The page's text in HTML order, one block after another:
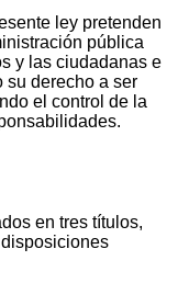
ley pretenden
pública
y las ciudadanas e
su derecho a ser
el control de la
en tres títulos,